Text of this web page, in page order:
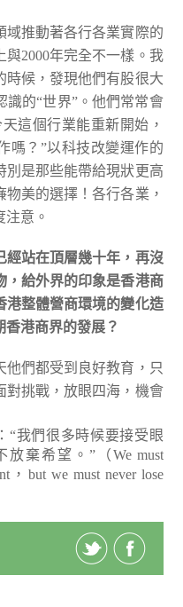
域推動著各行各業實際的
2000年完全不一樣。我
時候，發現他們有股很大
識的“世界”。他們常常會
這個行業能重新開始，
嗎？”以科技改變運作的
別是那些能帶給現狀更高
美的選擇！各行各業，
意。
經站在頂層幾十年，再沒
，給外界的印象是香港商
港整體營商環境的變化造
香港商界的發展？
他們都受到良好教育，只
對挑戰，放眼四海，機會
“我們很多時候要接受眼
棄希望。”（We must
，but we must never lose